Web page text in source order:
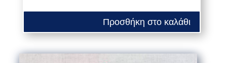
Προσθήκη στο καλάθι